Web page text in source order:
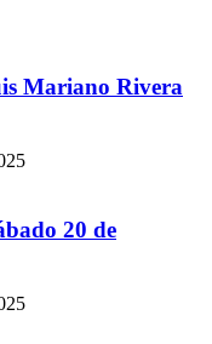
Mariano Rivera
20 de